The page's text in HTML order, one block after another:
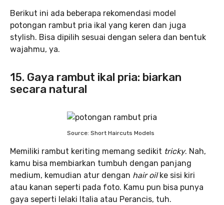
Berikut ini ada beberapa rekomendasi model
potongan rambut pria ikal yang keren dan juga
stylish. Bisa dipilih sesuai dengan selera dan bentuk
wajahmu, ya.
15. Gaya rambut ikal pria: biarkan
secara natural
Source: Short Haircuts Models
Memiliki rambut keriting memang sedikit tricky. Nah,
kamu bisa membiarkan tumbuh dengan panjang
medium, kemudian atur dengan hair oil ke sisi kiri
atau kanan seperti pada foto. Kamu pun bisa punya
gaya seperti lelaki Italia atau Perancis, tuh.